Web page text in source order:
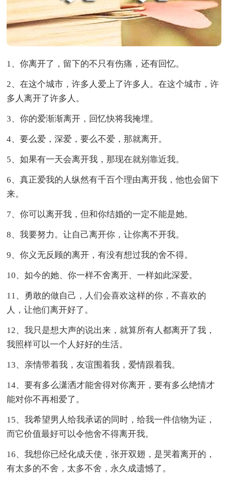
1、你离开了，留下的不只有伤痛，还有回忆。
2、在这个城市，许多人爱上了许多人。在这个城市，许
多人离开了许多人。
3、你的爱渐渐离开，回忆快将我掩埋。
4、要么爱，深爱，要么不爱，那就离开。
5、如果有一天会离开我，那现在就别靠近我。
6、真正爱我的人纵然有千百个理由离开我，他也会留下
来。
7、你可以离开我，但和你结婚的一定不能是她。
8、我要努力。让自己离开你，让你离不开我。
9、你义无反顾的离开，有没有想过我的舍不得。
10、如今的她、你一样不舍离开、一样如此深爱。
11、勇敢的做自己，人们会喜欢这样的你，不喜欢的
人，让他们离开好了。
12、我只是想大声的说出来，就算所有人都离开了我，
我照样可以一个人好好的生活。
13、亲情带着我，友谊围着我，爱情跟着我。
14、要有多么潇洒才能舍得对你离开，要有多么绝情才
能对你不再相爱了。
15、我希望男人给我承诺的同时，给我一件信物为证，
而它价值最好可以令他舍不得离开我。
16、我想你已经化成天使，张开双翅，是哭着离开的，
有太多的不舍，太多不舍，永久成遗憾了。